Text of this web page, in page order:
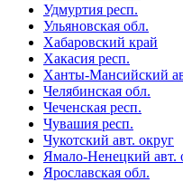
Удмуртия респ.
Ульяновская обл.
Хабаровский край
Хакасия респ.
Ханты-Мансийский
Челябинская обл.
Чеченская респ.
Чувашия респ.
Чукотский авт. округ
Ямало-Ненецкий авт.
Ярославская обл.